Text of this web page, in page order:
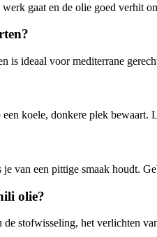
gaat en de olie goed verhit
is ideaal voor mediterrane
koele, donkere plek bewaart.
van een pittige smaak houdt.
olie?
stofwisseling, het verlichten